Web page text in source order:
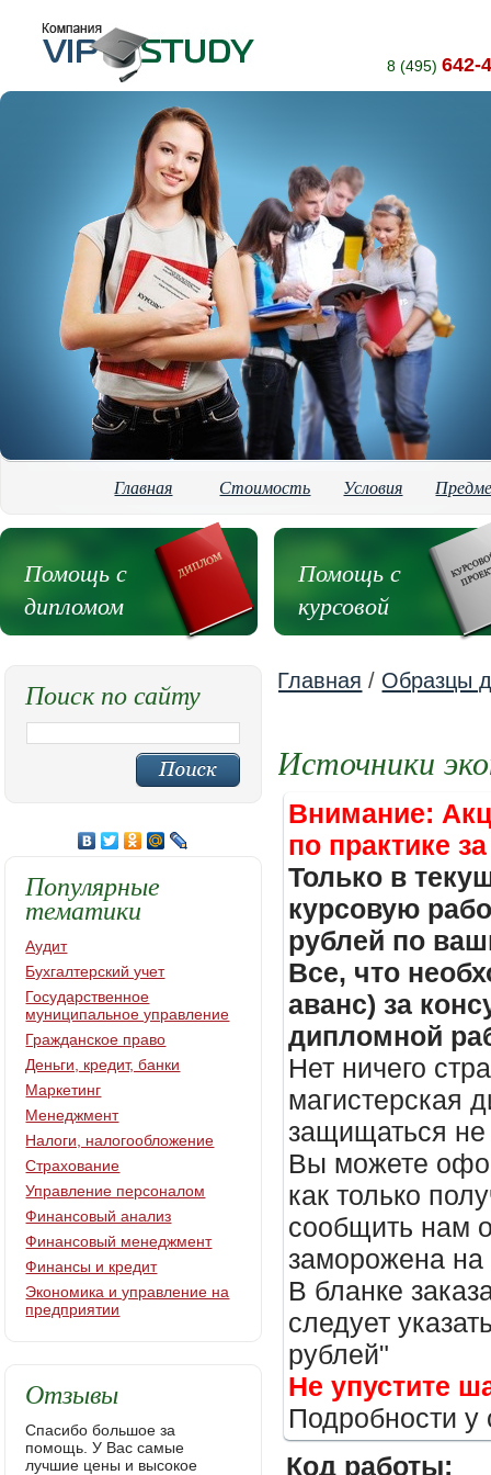
8 (495) 642-
Главная Стоимость Условия
Помощь с
дипломом
Помощь с
курсовой
Главная / Образцы
Источники
Внимание:
по практике
Только в
курсовую
рублей по
Все, что
аванс) за
дипломной
Нет ничего
магистерская
защищаться не
Вы можете
как только
сообщить нам
заморожена
В бланке
следует
рублей"
Не упустите
Подробности
Код работы:
Поиск по сайту
Популярные
тематики
Аудит
Бухгалтерский учет
Государственное
муниципальное управление
Гражданское право
Деньги, кредит, банки
Маркетинг
Менеджмент
Налоги, налогообложение
Страхование
Управление персоналом
Финансовый анализ
Финансовый менеджмент
Финансы и кредит
Экономика и управление на
предприятии
Отзывы
Спасибо большое за
помощь. У Вас самые
лучшие цены и высокое